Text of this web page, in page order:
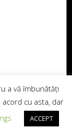
a vă îmbunătăți
cu asta, dar
ACCEPT